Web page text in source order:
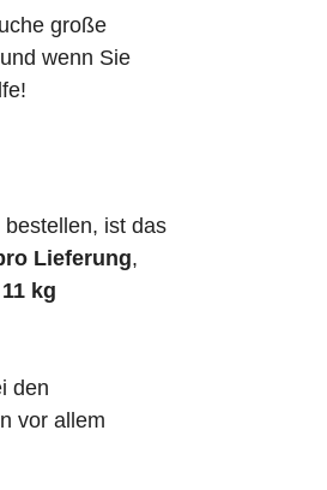
große
wenn Sie
ist das
Lieferung,
kg
den
vor allem